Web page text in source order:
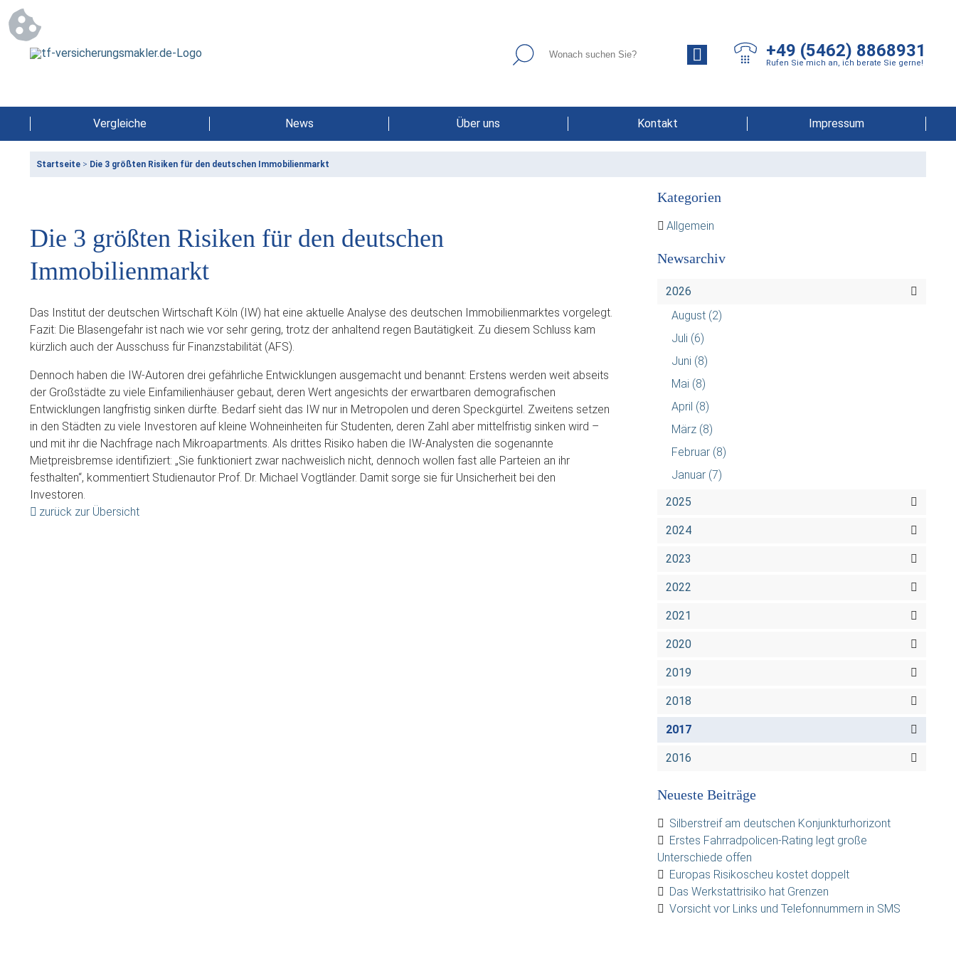
+49 (5462) 8868931
Rufen Sie mich an, ich berate Sie gerne!
Vergleiche News Über uns Kontakt Impressum
Startseite > Die 3 größten Risiken für den deutschen Immobilienmarkt
Die 3 größten Risiken für den deutschen
Immobilienmarkt
Das Institut der deutschen Wirtschaft Köln (IW) hat eine aktuelle Analyse des deutschen Immobilienmarktes vorgelegt.
Fazit: Die Blasengefahr ist nach wie vor sehr gering, trotz der anhaltend regen Bautätigkeit. Zu diesem Schluss kam
kürzlich auch der Ausschuss für Finanzstabilität (AFS).
Dennoch haben die IW-Autoren drei gefährliche Entwicklungen ausgemacht und benannt: Erstens werden weit abseits
der Großstädte zu viele Einfamilienhäuser gebaut, deren Wert angesichts der erwartbaren demografischen
Entwicklungen langfristig sinken dürfte. Bedarf sieht das IW nur in Metropolen und deren Speckgürtel. Zweitens setzen
in den Städten zu viele Investoren auf kleine Wohneinheiten für Studenten, deren Zahl aber mittelfristig sinken wird –
und mit ihr die Nachfrage nach Mikroapartments. Als drittes Risiko haben die IW-Analysten die sogenannte
Mietpreisbremse identifiziert: „Sie funktioniert zwar nachweislich nicht, dennoch wollen fast alle Parteien an ihr
festhalten“, kommentiert Studienautor Prof. Dr. Michael Vogtländer. Damit sorge sie für Unsicherheit bei den
Investoren.
zurück zur Übersicht
Kategorien
Allgemein
Newsarchiv
2026
August (2)
Juli (6)
Juni (8)
Mai (8)
April (8)
März (8)
Februar (8)
Januar (7)
2025
2024
2023
2022
2021
2020
2019
2018
2017
2016
Neueste Beiträge
Silberstreif am deutschen Konjunkturhorizont
Erstes Fahrradpolicen-Rating legt große
Unterschiede offen
Europas Risikoscheu kostet doppelt
Das Werkstattrisiko hat Grenzen
Vorsicht vor Links und Telefonnummern in SMS